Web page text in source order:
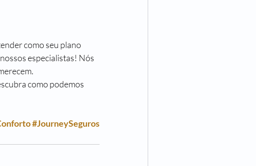
como seu plano
especialistas! Nós
como podemos
#JourneySeguros